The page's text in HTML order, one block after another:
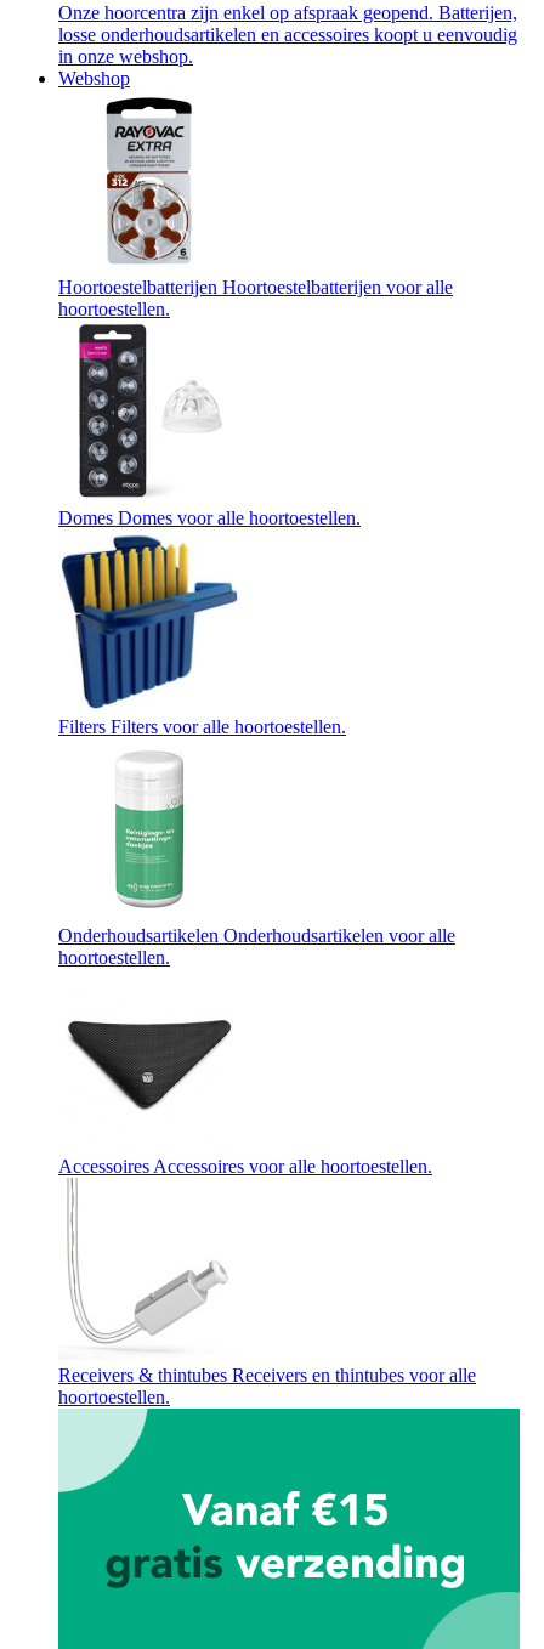
Onze hoorcentra zijn enkel op afspraak geopend. Batterijen,
losse onderhoudsartikelen en accessoires koopt u eenvoudig
in onze webshop.
Webshop
Hoortoestelbatterijen Hoortoestelbatterijen voor alle
hoortoestellen.
Domes Domes voor alle hoortoestellen.
Filters Filters voor alle hoortoestellen.
Onderhoudsartikelen Onderhoudsartikelen voor alle
hoortoestellen.
Accessoires Accessoires voor alle hoortoestellen.
Receivers & thintubes Receivers en thintubes voor alle
hoortoestellen.